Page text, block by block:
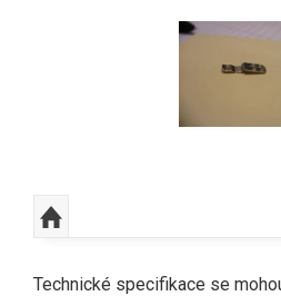
Technické specifikace se